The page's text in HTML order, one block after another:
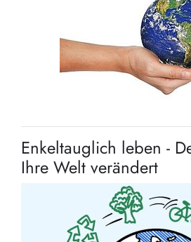
Enkeltauglich leben -
Ihre Welt verändert